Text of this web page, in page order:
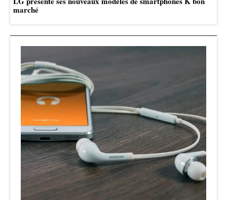
marché